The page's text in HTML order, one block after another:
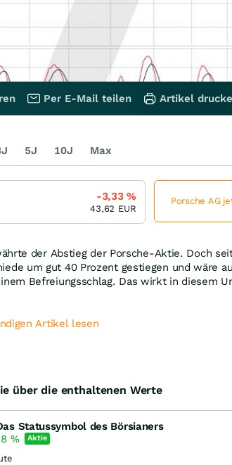
der Abstieg der Porsche-Aktie. Doch
um gut 40 Prozent gestiegen und wäre
Befreiungsschlag. Das wirkt in diesem
Artikel lesen
über die enthaltenen Werte
Statussymbol des Börsianers
% Aktie
Per E-Mail teilen Artikel
5J 10J Max
-3,33%
43,62 EUR
Porsche AG